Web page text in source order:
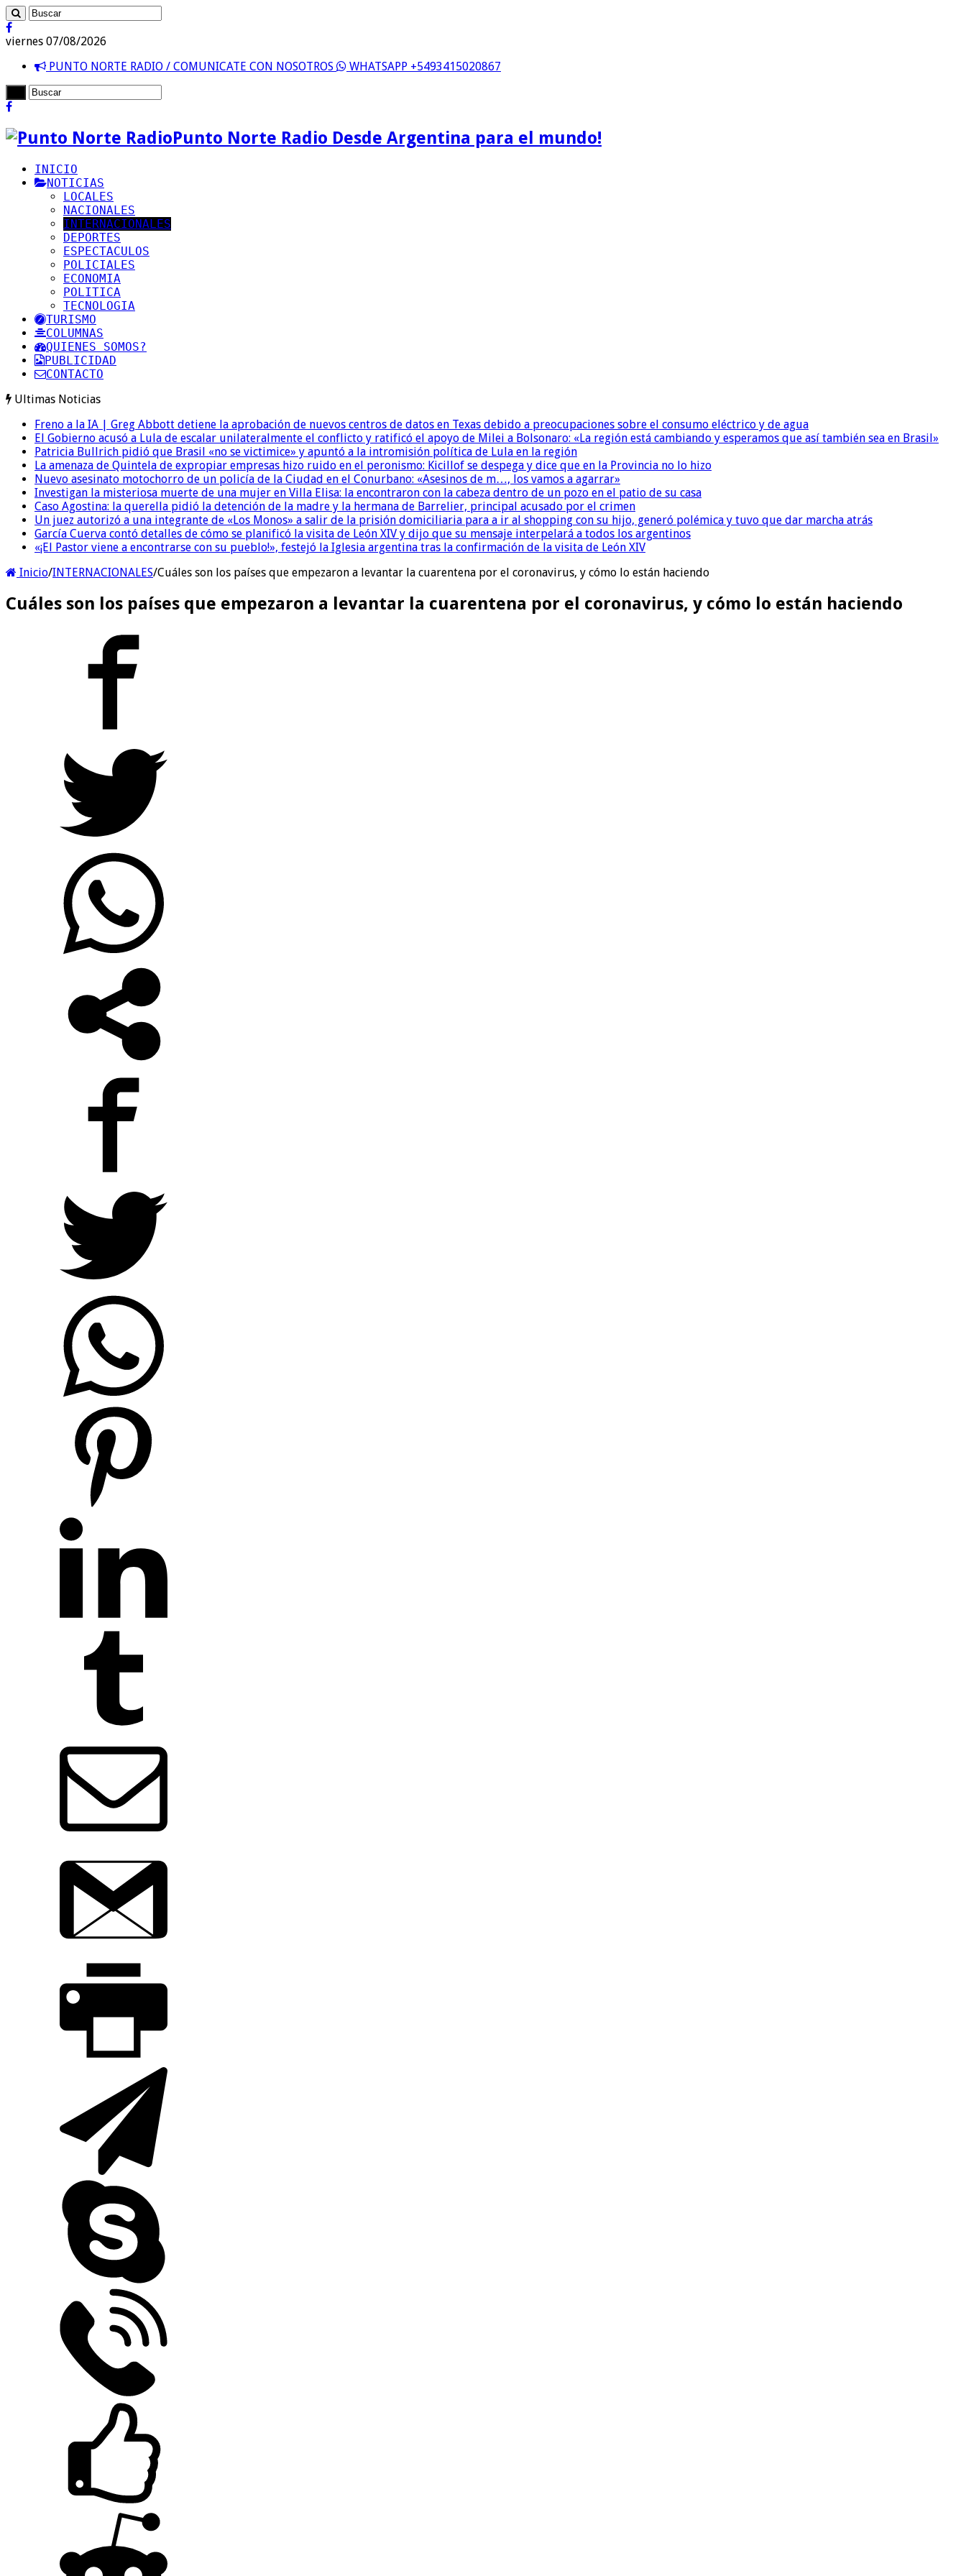
viernes 07/08/2026
PUNTO NORTE RADIO / COMUNICATE CON NOSOTROS
WHATSAPP +5493415020867
Punto Norte Radio Desde Argentina para el mundo!
INICIO
NOTICIAS
LOCALES
NACIONALES
INTERNACIONALES
DEPORTES
ESPECTACULOS
POLICIALES
ECONOMIA
POLITICA
TECNOLOGIA
TURISMO
COLUMNAS
QUIENES SOMOS?
PUBLICIDAD
CONTACTO
Ultimas Noticias
Freno a la IA | Greg Abbott detiene la aprobación de nuevos centros de datos en Texas debido a preocupaciones sobre el consumo eléctrico y de agua
El Gobierno acusó a Lula de escalar unilateralmente el conflicto y ratificó el apoyo de Milei a Bolsonaro: «La región está cambiando y esperamos que así también sea en Brasil»
Patricia Bullrich pidió que Brasil «no se victimice» y apuntó a la intromisión política de Lula en la región
La amenaza de Quintela de expropiar empresas hizo ruido en el peronismo: Kicillof se despega y dice que en la Provincia no lo hizo
Nuevo asesinato motochorro de un policía de la Ciudad en el Conurbano: «Asesinos de m…, los vamos a agarrar»
Investigan la misteriosa muerte de una mujer en Villa Elisa: la encontraron con la cabeza dentro de un pozo en el patio de su casa
Caso Agostina: la querella pidió la detención de la madre y la hermana de Barrelier, principal acusado por el crimen
Un juez autorizó a una integrante de «Los Monos» a salir de la prisión domiciliaria para a ir al shopping con su hijo, generó polémica y tuvo que dar marcha atrás
García Cuerva contó detalles de cómo se planificó la visita de León XIV y dijo que su mensaje interpelará a todos los argentinos
«¡El Pastor viene a encontrarse con su pueblo!», festejó la Iglesia argentina tras la confirmación de la visita de León XIV
Inicio/INTERNACIONALES/Cuáles son los países que empezaron a levantar la cuarentena por el coronavirus, y cómo lo están haciendo
Cuáles son los países que empezaron a levantar la cuarentena por el coronavirus, y cómo lo están haciendo